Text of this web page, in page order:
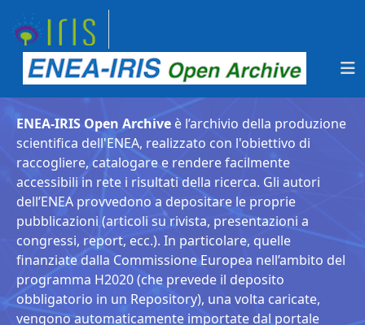
ENEA-IRIS Open Archive è l’archivio della produzione
scientifica dell'ENEA, realizzato con l'obiettivo di
raccogliere, catalogare e rendere facilmente
accessibili in rete i risultati della ricerca. Gli autori
dell’ENEA provvedono a depositare le proprie
pubblicazioni (articoli su rivista, presentazioni a
congressi, report, ecc.). In particolare, quelle
finanziate dalla Commissione Europea nell’ambito del
programma H2020 (che prevede il deposito
obbligatorio in un Repository), una volta caricate,
vengono automaticamente importate dal portale